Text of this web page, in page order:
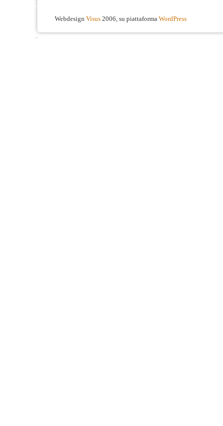
Webdesign Visus 2006, su piattaforma WordPress